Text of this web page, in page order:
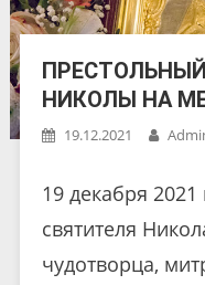
НИКОЛЫ НА
19.12.2021
19 декабря
святителя
чудотворца,